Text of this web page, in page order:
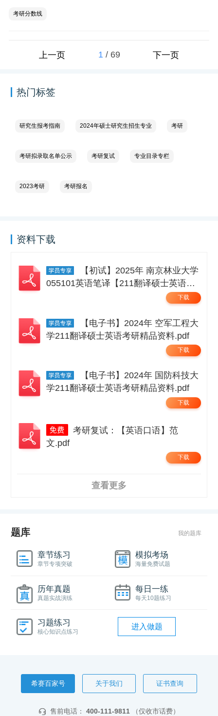
考研分数线
上一页 1 / 69 下一页
热门标签
研究生报考指南 2024年硕士研究生招生专业 考研
考研拟录取名单公示 考研复试 专业目录专栏
2023考研 考研报名
资料下载
055101英语笔译【211翻译硕士英语】
下载
学211翻译硕士英语考研精品资料.pdf
下载
学211翻译硕士英语考研精品资料.pdf
下载
考研复试：【英语口语】范
文.pdf
下载
查看更多
题库 我的题库
章节练习
章节专项突破
模拟考场
海量免费试题
历年真题
真题实战演练
每日一练
每天10题练习
习题练习
核心知识点练习
进入做题
希赛百家号 关于我们 证书查询
售前电话： 400-111-9811 （仅收市话费）